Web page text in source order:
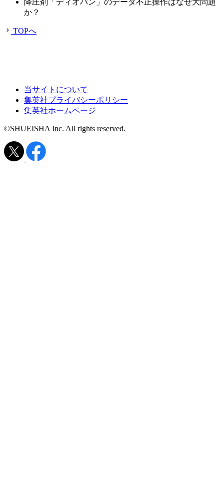
降圧剤「ディオバン」のデータ不正操作はなぜ大問題
か？
TOPへ
当サイトについて
集英社プライバシーポリシー
集英社ホームページ
©SHUEISHA Inc. All rights reserved.